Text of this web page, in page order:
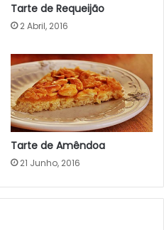
Tarte de Requeijão
2 Abril, 2016
Tarte de Amêndoa
21 Junho, 2016